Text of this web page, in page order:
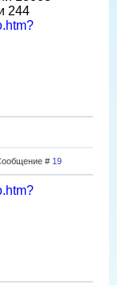
244
# 19